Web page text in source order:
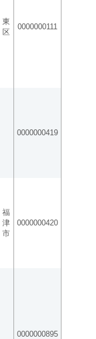
東
区
0000000111
0000000419
福
津
市
0000000420
0000000895